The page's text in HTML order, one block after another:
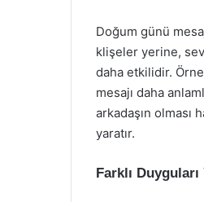
Doğum günü
klişeler yerine,
daha etkilidir.
mesajı daha
arkadaşın
yaratır.
Farklı